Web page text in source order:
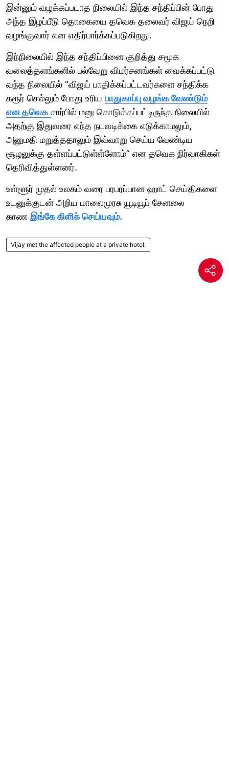
இன்னும் வழக்கப்படாத நிலையில் இந்த சந்திப்பின் போது
அந்த இழப்பீடு தொகையை தவெக தலைவர் விஜய் நெறி
வழங்குவார் என எதிர்பார்க்கப்படுகிறது.
இந்நிலையில் இந்த சந்திப்பினை குறித்து சமூக
வலைத்தளங்களில் பல்வேறு விமர்சனங்கள் வைக்கப்பட்டு
வந்த நிலையில் “விஜய் பாதிக்கப்பட்டவர்களை சந்திக்க
கரூர் செல்லும் போது உரிய பாதுகாப்பு வழங்க வேண்டும்
என தவெக சார்பில் மனு கொடுக்கப்பட்டிருந்த நிலையில்
அதற்கு இதுவரை எந்த நடவடிக்கை எடுக்காமலும்,
அனுமதி மறுத்ததாலும் இவ்வாறு செய்ய வேண்டிய
சூழலுக்கு தள்ளப்பட்டுள்ள்ளோம்” என தவெக நிர்வாகிகள்
தெரிவித்துள்ளனர்.
உள்ளூர் முதல் உலகம் வரை பரபரப்பான ஹாட் செய்திகளை
உடனுக்குடன் அறிய மாலைமுரசு யூடியூப் சேனலை
காண இங்கே கிளிக் செய்யவும்.
Vijay met the affected people at a private hotel.